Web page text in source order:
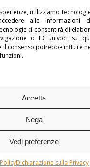
utilizziamo
alle informazioni
ci consentirà di
o ID univoci su
il consenso potrebbe influire
Accetta
Nega
Vedi preferenze
Dichiarazione sulla Privacy
> >